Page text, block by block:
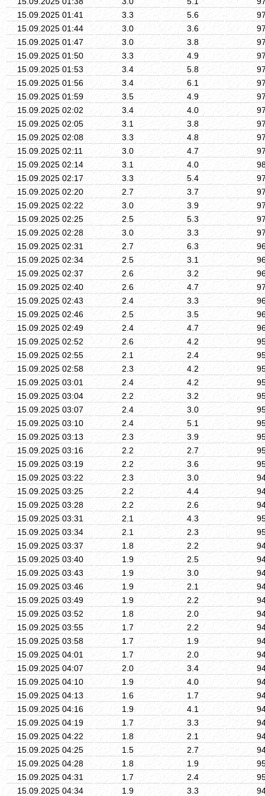
15.09.2025 01:41
3.3 5.6
15.09.2025 01:44
3.0 3.6
15.09.2025 01:47
3.0 3.8
15.09.2025 01:50
3.3 4.9
15.09.2025 01:53
3.4 5.8
15.09.2025 01:56
3.4 6.1
15.09.2025 01:59
3.5 4.9
15.09.2025 02:02
3.4 4.0
15.09.2025 02:05
3.1 3.8
15.09.2025 02:08
3.3 4.8
15.09.2025 02:11
3.0 4.7
15.09.2025 02:14
3.1 4.0
15.09.2025 02:17
3.3 5.4
15.09.2025 02:20
2.7 3.7
15.09.2025 02:22
3.0 3.9
15.09.2025 02:25
2.5 5.3
15.09.2025 02:28
3.0 3.3
15.09.2025 02:31
2.7 6.3
15.09.2025 02:34
2.5 3.1
15.09.2025 02:37
2.6 3.2
15.09.2025 02:40
2.6 4.7
15.09.2025 02:43
2.4 3.3
15.09.2025 02:46
2.5 3.5
15.09.2025 02:49
2.4 4.7
15.09.2025 02:52
2.6 4.2
15.09.2025 02:55
2.1 2.4
15.09.2025 02:58
2.3 4.2
15.09.2025 03:01
2.4 4.2
15.09.2025 03:04
2.2 3.2
15.09.2025 03:07
2.4 3.0
15.09.2025 03:10
2.4 5.1
15.09.2025 03:13
2.3 3.9
15.09.2025 03:16
2.2 2.7
15.09.2025 03:19
2.2 3.6
15.09.2025 03:22
2.3 3.0
15.09.2025 03:25
2.2 4.4
15.09.2025 03:28
2.2 2.6
15.09.2025 03:31
2.1 4.3
15.09.2025 03:34
2.1 2.3
15.09.2025 03:37
1.8 2.2
15.09.2025 03:40
1.9 2.5
15.09.2025 03:43
1.9 3.0
15.09.2025 03:46
1.9 2.1
15.09.2025 03:49
1.9 2.2
15.09.2025 03:52
1.8 2.0
15.09.2025 03:55
1.7 2.2
15.09.2025 03:58
1.7 1.9
15.09.2025 04:01
1.7 2.0
15.09.2025 04:07
2.0 3.4
15.09.2025 04:10
1.9 4.0
15.09.2025 04:13
1.6 1.7
15.09.2025 04:16
1.9 4.1
15.09.2025 04:19
1.7 3.3
15.09.2025 04:22
1.8 2.1
15.09.2025 04:25
1.5 2.7
15.09.2025 04:28
1.8 1.9
15.09.2025 04:31
1.7 2.4
15.09.2025 04:34
1.9 3.3